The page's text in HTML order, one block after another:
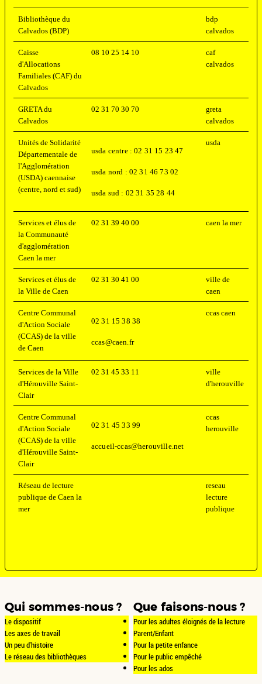
Bibliothèque du
Calvados (BDP)
bdp
calvados
Caisse
d'Allocations
Familiales (CAF) du
Calvados
08 10 25 14 10
caf
calvados
GRETA du
Calvados
02 31 70 30 70
greta
calvados
Unités de Solidarité
Départementale de
l'Agglomération
(USDA) caennaise
(centre, nord et sud)
usda centre : 02 31 15 23 47
usda nord : 02 31 46 73 02
usda sud : 02 31 35 28 44
usda
Services et élus de
la Communauté
d'agglomération
Caen la mer
02 31 39 40 00 caen la mer
Services et élus de
la Ville de Caen
02 31 30 41 00
ville de
caen
Centre Communal
d'Action Sociale
(CCAS) de la ville
de Caen
02 31 15 38 38
ccas@caen.fr
ccas caen
Services de la Ville
d'Hérouville Saint-
Clair
02 31 45 33 11
ville
d'herouville
Centre Communal
d'Action Sociale
(CCAS) de la ville
d'Hérouville Saint-
Clair
02 31 45 33 99
accueil-ccas@herouville.net
ccas
herouville
Réseau de lecture
publique de Caen la
mer
reseau
lecture
publique
Qui sommes-nous ?
Le dispositif
Les axes de travail
Un peu d'histoire
Le réseau des bibliothèques
Que faisons-nous ?
Pour les adultes éloignés de la lecture
Parent/Enfant
Pour la petite enfance
Pour le public empêché
Pour les ados